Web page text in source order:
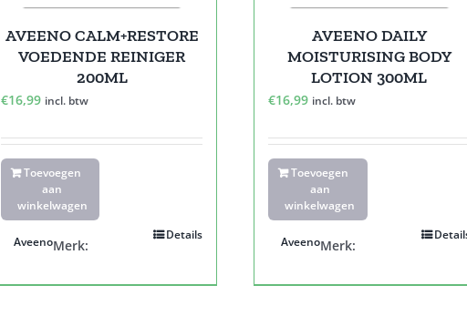
AVEENO CALM+RESTORE
VOEDENDE REINIGER
200ML
€16,99 incl. btw
Toevoegen
aan
winkelwagen
Details
Merk:
Aveeno
AVEENO DAILY
MOISTURISING BODY
LOTION 300ML
€16,99 incl. btw
Toevoegen
aan
winkelwagen
Merk:
Aveeno